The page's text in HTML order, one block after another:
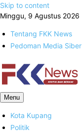
Skip to content
Minggu, 9 Agustus 2026
Tentang FKK News
Pedoman Media Siber
FKK News
Menu
Kota Kupang
Politik